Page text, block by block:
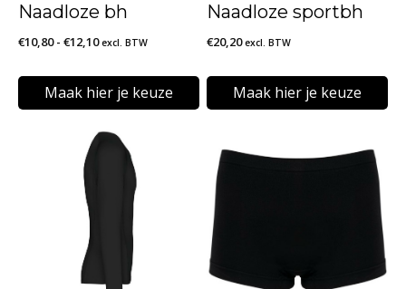
Naadloze bh
€10,80 - €12,10Prijsklasse:
tot
€12,10
excl. BTW
Maak hier je keuze
Naadloze sportbh
€20,20 excl. BTW
Maak hier je keuze
product
heeft
meerdere
variaties.
Deze